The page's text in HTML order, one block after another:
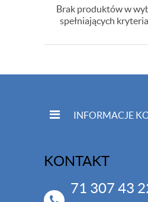
Brak produktów w
spełniających
INFORMACJE
KONTAKT
71 307 43